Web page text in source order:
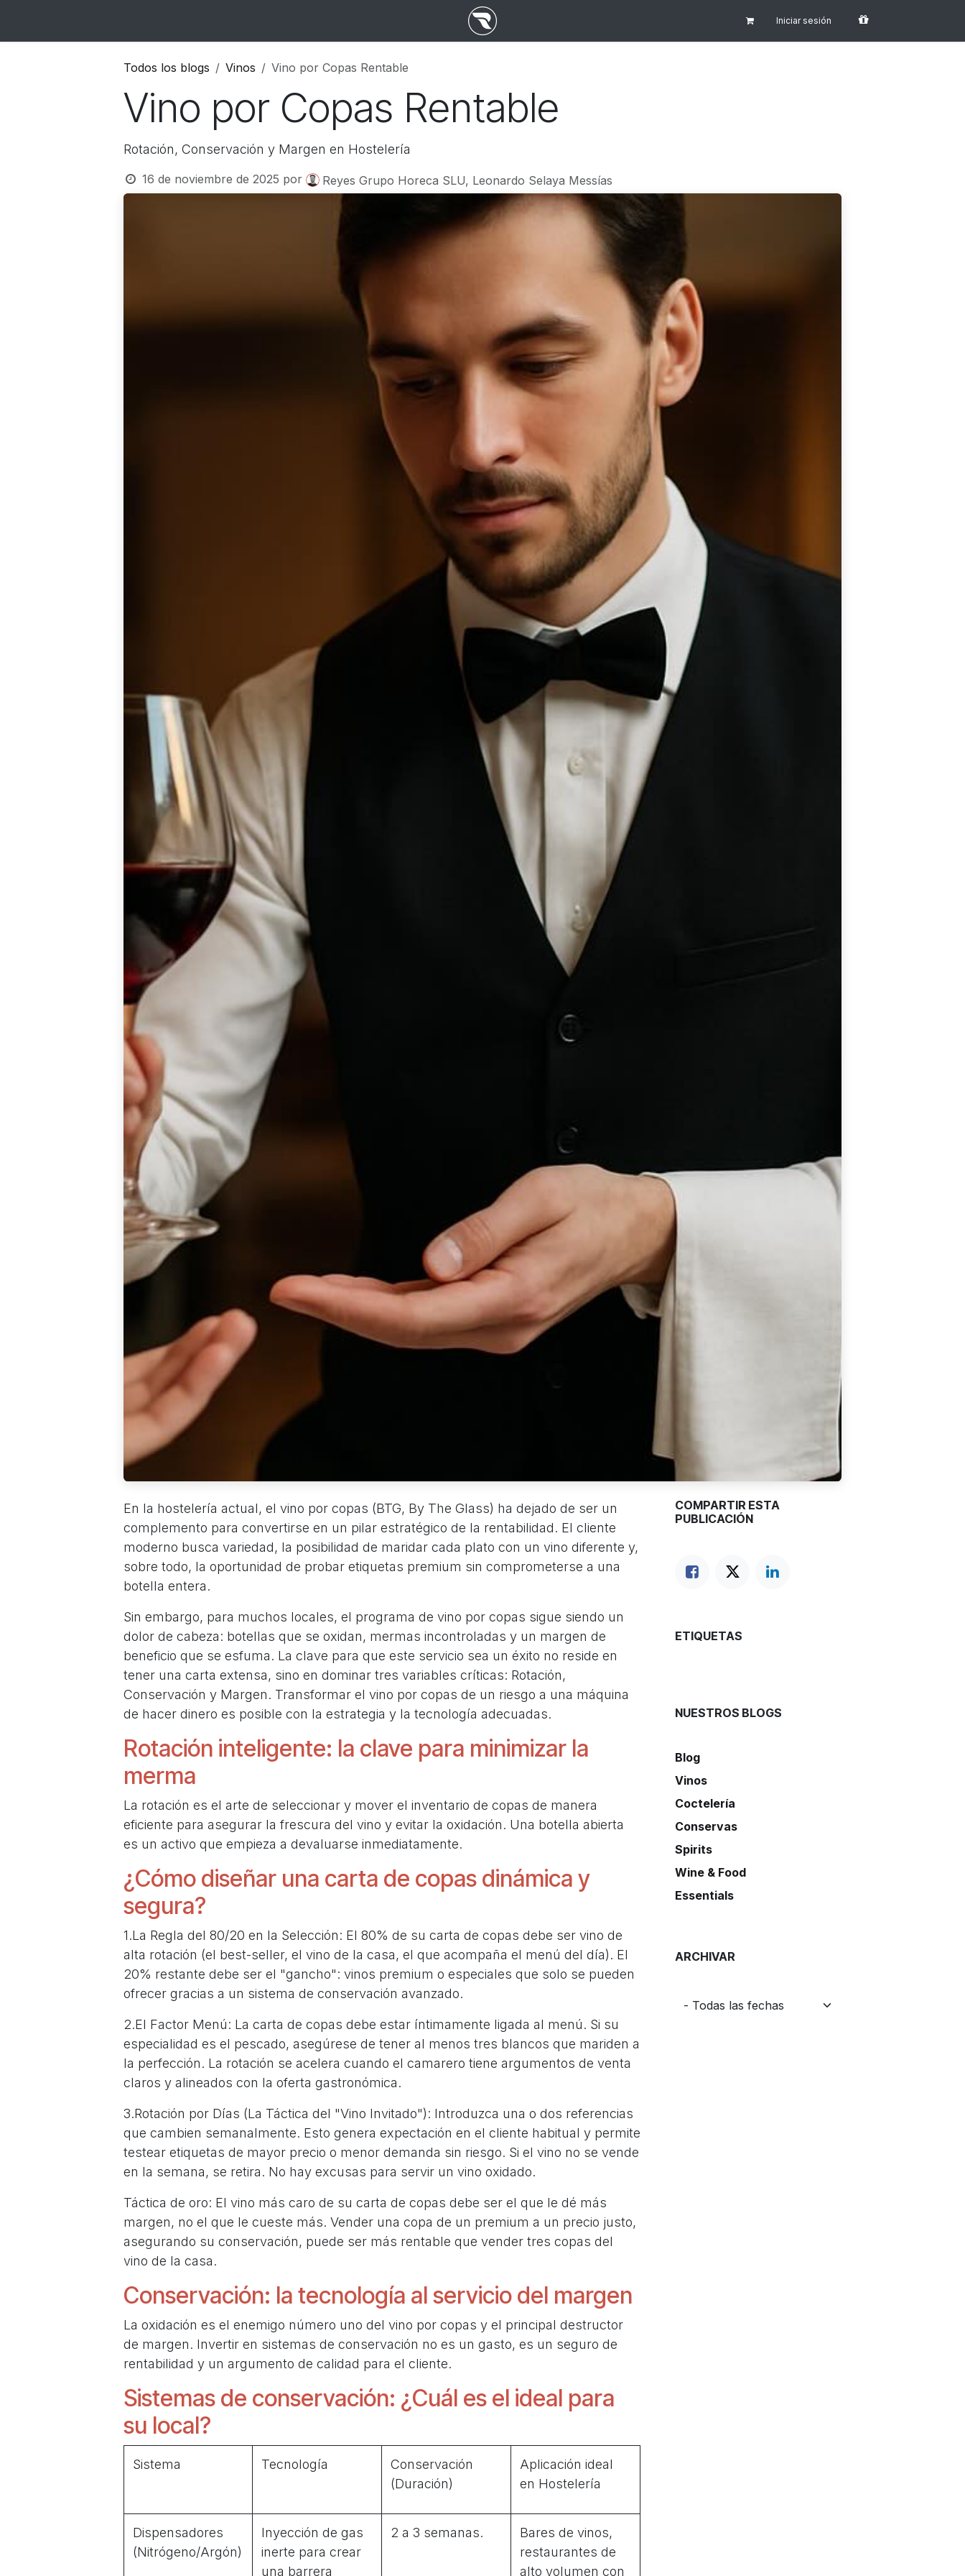
Iniciar sesión
Todos los blogs Vinos Vino por Copas Rentable
Vino por Copas Rentable
Rotación, Conservación y Margen en Hostelería
16 de noviembre de 2025 por Reyes Grupo Horeca SLU, Leonardo Selaya Messías
En la hostelería actual, el vino por copas (BTG, By The Glass) ha dejado de ser un
complemento para convertirse en un pilar estratégico de la rentabilidad. El cliente
moderno busca variedad, la posibilidad de maridar cada plato con un vino diferente y,
sobre todo, la oportunidad de probar etiquetas premium sin comprometerse a una
botella entera.
Sin embargo, para muchos locales, el programa de vino por copas sigue siendo un
dolor de cabeza: botellas que se oxidan, mermas incontroladas y un margen de
beneficio que se esfuma. La clave para que este servicio sea un éxito no reside en
tener una carta extensa, sino en dominar tres variables críticas: Rotación,
Conservación y Margen. Transformar el vino por copas de un riesgo a una máquina
de hacer dinero es posible con la estrategia y la tecnología adecuadas.
Rotación inteligente: la clave para minimizar la
merma
La rotación es el arte de seleccionar y mover el inventario de copas de manera
eficiente para asegurar la frescura del vino y evitar la oxidación. Una botella abierta
es un activo que empieza a devaluarse inmediatamente.
¿Cómo diseñar una carta de copas dinámica y
segura?
1.La Regla del 80/20 en la Selección: El 80% de su carta de copas debe ser vino de
alta rotación (el best-seller, el vino de la casa, el que acompaña el menú del día). El
20% restante debe ser el "gancho": vinos premium o especiales que solo se pueden
ofrecer gracias a un sistema de conservación avanzado.
2.El Factor Menú: La carta de copas debe estar íntimamente ligada al menú. Si su
especialidad es el pescado, asegúrese de tener al menos tres blancos que mariden a
la perfección. La rotación se acelera cuando el camarero tiene argumentos de venta
claros y alineados con la oferta gastronómica.
3.Rotación por Días (La Táctica del "Vino Invitado"): Introduzca una o dos referencias
que cambien semanalmente. Esto genera expectación en el cliente habitual y permite
testear etiquetas de mayor precio o menor demanda sin riesgo. Si el vino no se vende
en la semana, se retira. No hay excusas para servir un vino oxidado.
Táctica de oro: El vino más caro de su carta de copas debe ser el que le dé más
margen, no el que le cueste más. Vender una copa de un premium a un precio justo,
asegurando su conservación, puede ser más rentable que vender tres copas del
vino de la casa.
Conservación: la tecnología al servicio del margen
La oxidación es el enemigo número uno del vino por copas y el principal destructor
de margen. Invertir en sistemas de conservación no es un gasto, es un seguro de
rentabilidad y un argumento de calidad para el cliente.
Sistemas de conservación: ¿Cuál es el ideal para
su local?
Sistema Tecnología
Conservación
(Duración)
Aplicación ideal
en Hostelería
Dispensadores
(Nitrógeno/Argón)
Inyección de gas
inerte para crear
una barrera
2 a 3 semanas.
Bares de vinos,
restaurantes de
alto volumen con
COMPARTIR ESTA
PUBLICACIÓN
ETIQUETAS
NUESTROS BLOGS
Blog
Vinos
Coctelería
Conservas
Spirits
Wine & Food
Essentials
ARCHIVAR